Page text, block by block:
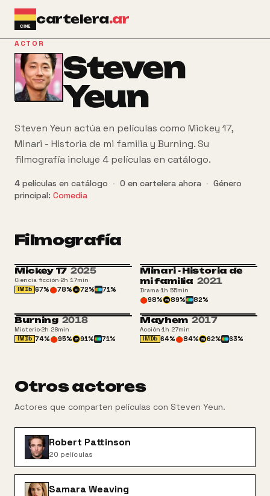
Ir al contenido principal
cartelera.ar
ACTOR
Steven
Yeun
Steven Yeun actúa en películas como Mickey 17,
Minari - Historia de mi familia y Burning. Su
filmografía incluye 4 películas en catálogo.
4 películas en catálogo · 0 en cartelera ahora · Género
principal: Comedia
Filmografía
Mickey 17 2025
Ciencia ficción·2h 17min
IMDb 67% 78% m 72% 71%
Minari - Historia de
mi familia 2021
Drama·1h 55min
98% m 89% 82%
Burning 2018
Misterio·2h 28min
IMDb 74% 95% m 91% 71%
Mayhem 2017
Acción·1h 27min
IMDb 64% 84% m 62% 63%
Otros actores
Actores que comparten películas con Steven Yeun.
Robert Pattinson
20 películas
Samara Weaving